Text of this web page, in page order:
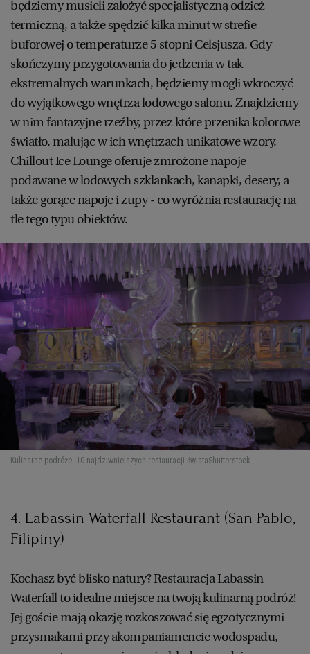
będziemy musieli założyć specjalistyczną odzież
termiczną, a także spędzić kilka minut w strefie
buforowej o temperaturze 5 stopni Celsjusza. Gdy
skończymy przygotowania do jedzenia w tak
ekstremalnych warunkach, będziemy mogli wkroczyć
do wyjątkowego wnętrza lodowego salonu. Znajdziemy
w nim fantazyjne rzeźby, przez które przenika kolorowe
światło, malując w ich wnętrzach unikatowe wzory.
Chillout Ice Lounge oferuje zmrożone napoje
podawane w lodowych szklankach, kanapki, desery, a
także gorące napoje i zupy - co wyróżnia restaurację na
tle tego typu obiektów.
Kulinarne podróże. 10 najdziwniejszych restauracji świataShutterstock
4. Labassin Waterfall Restaurant (San Pablo,
Filipiny)
Kochasz być blisko natury? Restauracja Labassin
Waterfall to idealne miejsce na twoją kulinarną podróż!
Jej goście mają okazję rozkoszować się egzotycznymi
przysmakami przy akompaniamencie wodospadu,